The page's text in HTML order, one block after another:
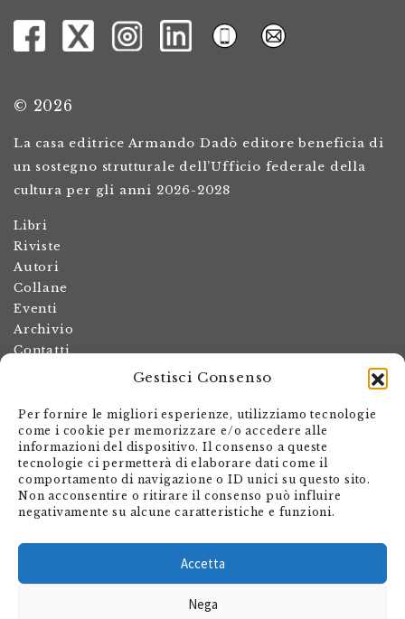
Gestisci Consenso
Per fornire le migliori esperienze, utilizziamo tecnologie
come i cookie per memorizzare e/o accedere alle
informazioni del dispositivo. Il consenso a queste
tecnologie ci permetterà di elaborare dati come il
comportamento di navigazione o ID unici su questo sito.
Non acconsentire o ritirare il consenso può influire
negativamente su alcune caratteristiche e funzioni.
Accetta
Nega
© 2026
La casa editrice Armando Dadò editore beneficia di
un sostegno strutturale dell’Ufficio federale della
cultura per gli anni 2026-2028
Libri
Riviste
Autori
Collane
Eventi
Archivio
Contatti
Termini e condizioni
Spese di spedizione
Politica dei resi
Informativa sulla privacy
Il mio account
Carrello
Via Giovanni Antonio Orelli 29
Casella postale 563